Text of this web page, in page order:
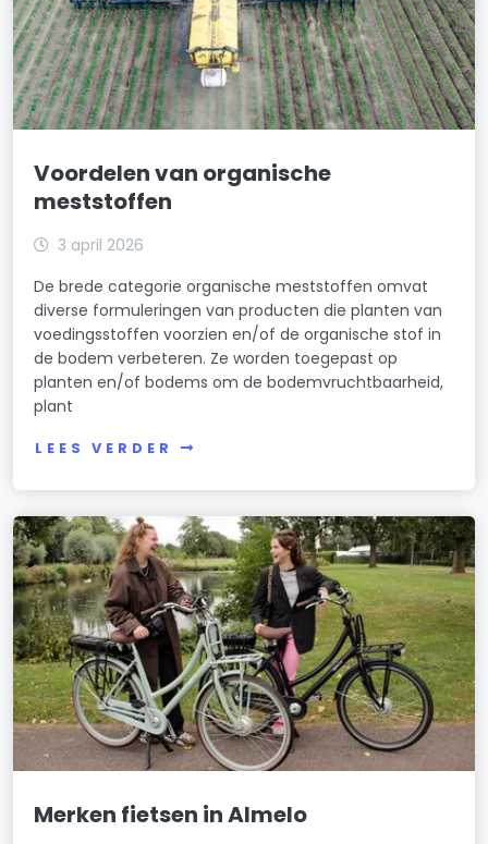
Voordelen van organische
meststoffen
3 april 2026
De brede categorie organische meststoffen omvat
diverse formuleringen van producten die planten van
voedingsstoffen voorzien en/of de organische stof in
de bodem verbeteren. Ze worden toegepast op
planten en/of bodems om de bodemvruchtbaarheid,
plant
LEES VERDER
Merken fietsen in Almelo